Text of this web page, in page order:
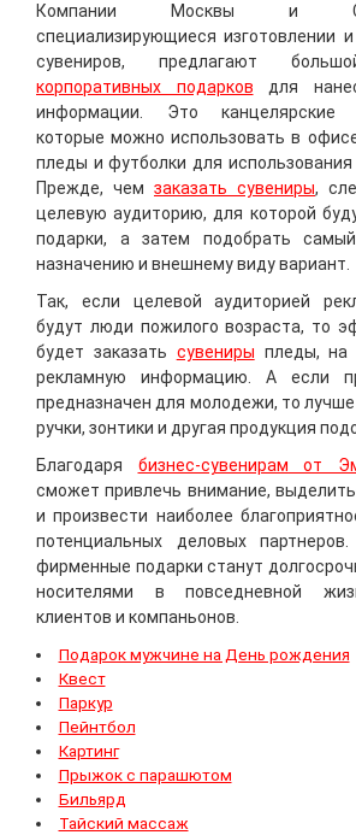
Компании Москвы и
специализирующиеся изготовлении
сувениров, предлагают
корпоративных подарков для
информации. Это канцелярские
которые можно использовать в
пледы и футболки для
Прежде, чем заказать сувениры,
целевую аудиторию, для которой
подарки, а затем подобрать
назначению и внешнему виду вариант.
Так, если целевой аудиторией
будут люди пожилого возраста, то
будет заказать сувениры пледы, на
рекламную информацию. А если
предназначен для молодежи, то
ручки, зонтики и другая продукция
Благодаря бизнес-сувенирам от
сможет привлечь внимание,
и произвести наиболее
потенциальных деловых
фирменные подарки станут
носителями в повседневной
клиентов и компаньонов.
Подарок мужчине на День рождения
Квест
Паркур
Пейнтбол
Картинг
Прыжок с парашютом
Бильярд
Тайский массаж